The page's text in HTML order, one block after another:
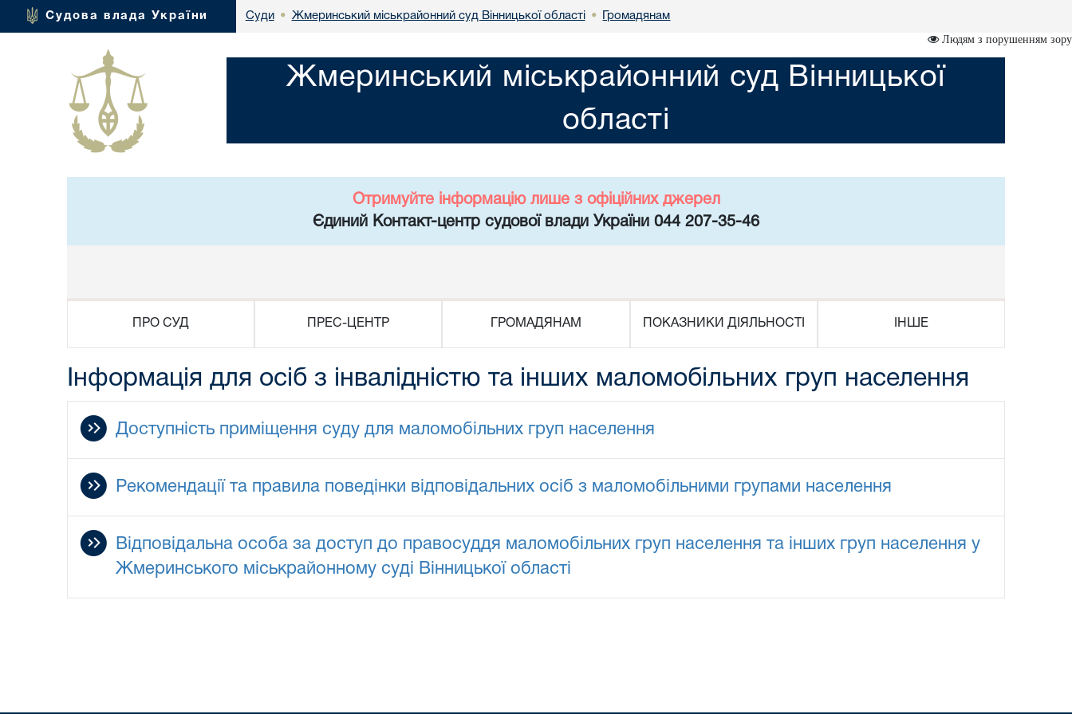
Судова влада України Суди • Жмеринський міськрайонний суд Вінницької області • Громадянам
Людям з порушенням зору
Жмеринський міськрайонний суд Вінницької
області
Отримуйте інформацію лише з офіційних джерел
Єдиний Контакт-центр судової влади України 044 207-35-46
ПРО СУД ПРЕС-ЦЕНТР ГРОМАДЯНАМ ПОКАЗНИКИ ДІЯЛЬНОСТІ ІНШЕ
Інформація для осіб з інвалідністю та інших маломобільних груп населення
Доступність приміщення суду для маломобільних груп населення
Рекомендації та правила поведінки відповідальних осіб з маломобільними групами населення
Відповідальна особа за доступ до правосуддя маломобільних груп населення та інших груп населення у
Жмеринського міськрайонному суді Вінницької області